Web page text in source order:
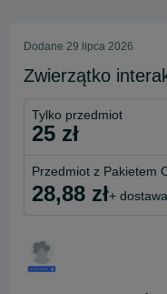
Dodane 29 lipca 2026
Zwierzątko
Tylko przedmiot
25 zł
Przedmiot z Pakietem
28,88 zł+